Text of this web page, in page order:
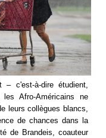
c'est-à-dire étudient,
Afro-Américains ne
leurs collègues blancs,
de chances dans la
de Brandeis, coauteur